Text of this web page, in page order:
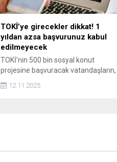
TOKİ’ye girecekler dikkat! 1
yıldan azsa başvurunuz kabul
edilmeyecek
TOKİ’nin 500 bin sosyal konut
projesine başvuracak vatandaşların,
başvuru tarihinden geriye dönük en
az 1 yıl boyunca ilgili ilde ikamet
12.11.2025